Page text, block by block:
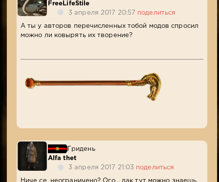
FreeLifeStile
3 апреля 2017 20:57 поделиться
А ты у авторов перечисленных тобой модов спросил
можно ли ковырять их творение?
Гридень
Alfa thet
3 апреля 2017 21:03
поделиться
Ниче се, неограничено? Ого... дак тут можно знаешь